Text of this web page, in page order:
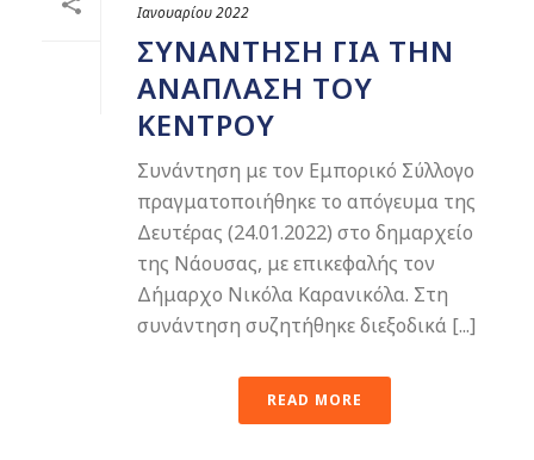
Ιανουαρίου 2022
ΣΥΝΆΝΤΗΣΗ ΓΙΑ ΤΗΝ
ΑΝΆΠΛΑΣΗ ΤΟΥ
ΚΈΝΤΡΟΥ
Συνάντηση με τον Εμπορικό Σύλλογο
πραγματοποιήθηκε το απόγευμα της
Δευτέρας (24.01.2022) στο δημαρχείο
της Νάουσας, με επικεφαλής τον
Δήμαρχο Νικόλα Καρανικόλα. Στη
συνάντηση συζητήθηκε διεξοδικά [...]
READ MORE